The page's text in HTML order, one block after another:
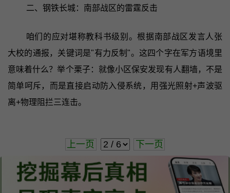
二、钢铁长城：南部战区的雷霆反击
咱们的应对堪称教科书级别。根据南部战区发言人张
大校的通报，关键词是"有力反制"。这四个字在军方语境里
意味着什么？举个栗子：就像小区保安发现有人翻墙，不是
简单呵斥，而是直接启动防入侵系统，用强光照射+声波驱
离+物理阻拦三连击。
上一页 下一页